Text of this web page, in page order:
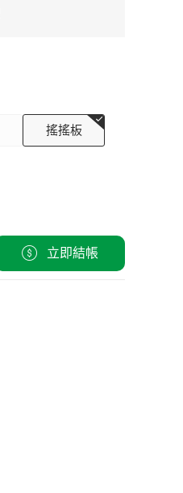
搖搖板
立即結帳